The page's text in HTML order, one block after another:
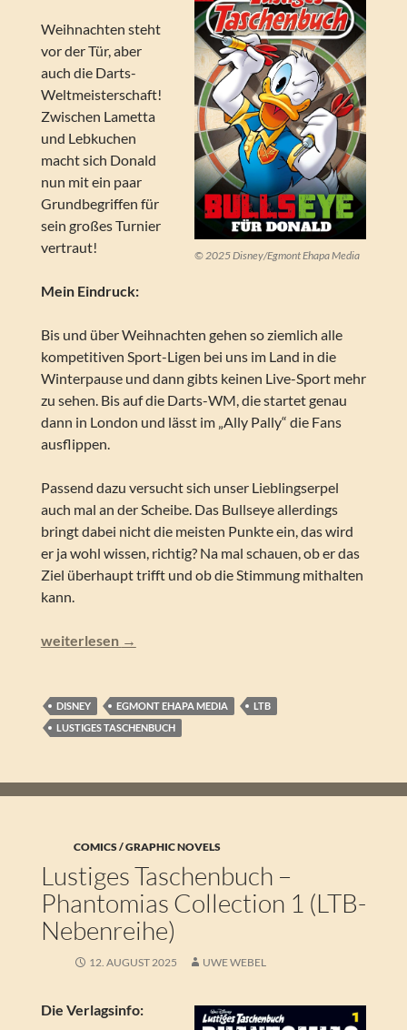
© 2025 Disney/Egmont Ehapa Media
Weihnachten steht
vor der Tür, aber
auch die Darts-
Weltmeisterschaft!
Zwischen Lametta
und Lebkuchen
macht sich Donald
nun mit ein paar
Grundbegriffen für
sein großes Turnier
vertraut!
Mein Eindruck:
Bis und über Weihnachten gehen so ziemlich alle
kompetitiven Sport-Ligen bei uns im Land in die
Winterpause und dann gibts keinen Live-Sport mehr
zu sehen. Bis auf die Darts-WM, die startet genau
dann in London und lässt im „Ally Pally“ die Fans
ausflippen.
Passend dazu versucht sich unser Lieblingserpel
auch mal an der Scheibe. Das Bullseye allerdings
bringt dabei nicht die meisten Punkte ein, das wird
er ja wohl wissen, richtig? Na mal schauen, ob er das
Ziel überhaupt trifft und ob die Stimmung mithalten
kann.
Lustiges Taschenbuch – Bullseye für Donald (LTB 605)
weiterlesen →
DISNEY EGMONT EHAPA MEDIA
LTB
LUSTIGES TASCHENBUCH
COMICS / GRAPHIC NOVELS
Lustiges Taschenbuch –
Phantomias Collection 1 (LTB-
Nebenreihe)
12. AUGUST 2025 UWE WEBEL
Die Verlagsinfo: